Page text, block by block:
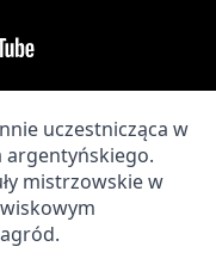
uczestnicząca w
argentyńskiego.
mistrzowskie w